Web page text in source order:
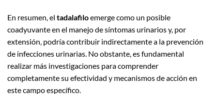
En resumen, el tadalafiloemerge como un posible
coadyuvante en el manejo de síntomas urinarios y, por
extensión, podría contribuir indirectamente a la prevención
de infecciones urinarias. No obstante, es fundamental
realizar más investigaciones para comprender
completamente su efectividad y mecanismos de acción en
este campo específico.